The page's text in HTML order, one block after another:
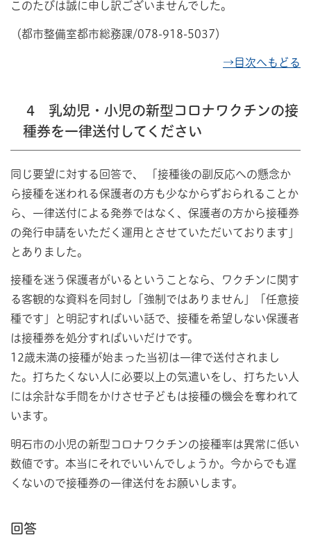
このたびは誠に申し訳ございませんでした。
（都市整備室都市総務課/078-918-5037）
→目次へもどる
4 乳幼児・小児の新型コロナワクチンの接
種券を一律送付してください
同じ要望に対する回答で、 「接種後の副反応への懸念か
ら接種を迷われる保護者の方も少なからずおられることか
ら、一律送付による発券ではなく、保護者の方から接種券
の発行申請をいただく運用とさせていただいております」
とありました。
接種を迷う保護者がいるということなら、ワクチンに関す
る客観的な資料を同封し「強制ではありません」「任意接
種です」と明記すればいい話で、接種を希望しない保護者
は接種券を処分すればいいだけです。
12歳未満の接種が始まった当初は一律で送付されまし
た。打ちたくない人に必要以上の気遣いをし、打ちたい人
には余計な手間をかけさせ子どもは接種の機会を奪われて
います。
明石市の小児の新型コロナワクチンの接種率は異常に低い
数値です。本当にそれでいいんでしょうか。今からでも遅
くないので接種券の一律送付をお願いします。
回答